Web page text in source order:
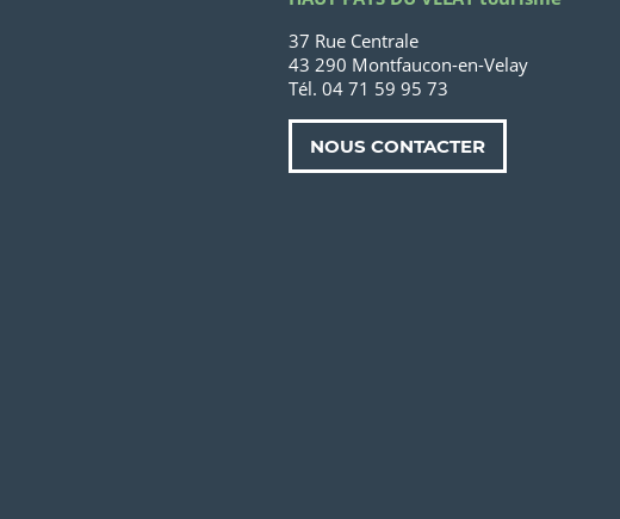
37 Rue Centrale
43 290 Montfaucon-en-Velay
Tél. 04 71 59 95 73
NOUS CONTACTER